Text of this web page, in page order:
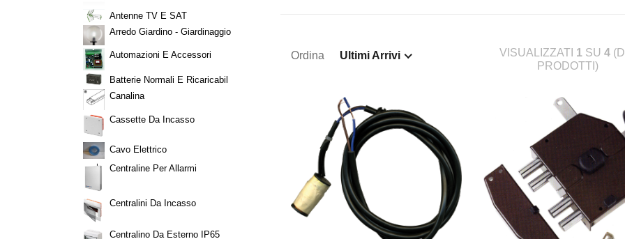
Antenne TV E SAT
Arredo Giardino - Giardinaggio
Automazioni E Accessori
Batterie Normali E Ricaricabil
Canalina
Cassette Da Incasso
Cavo Elettrico
Centraline Per Allarmi
Centralini Da Incasso
Centralino Da Esterno IP65
Ordina Ultimi Arrivi VISUALIZZATI 1 SU 4
PRODOTTI)